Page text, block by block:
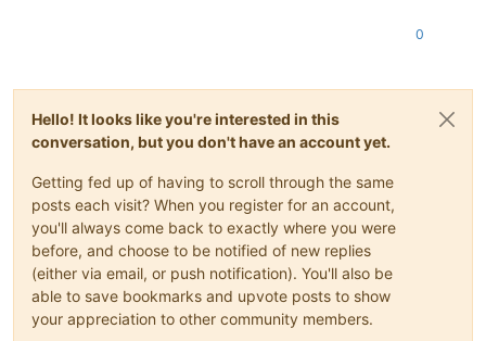
0
Hello! It looks like you're interested in this
conversation, but you don't have an account yet.
Getting fed up of having to scroll through the same
posts each visit? When you register for an account,
you'll always come back to exactly where you were
before, and choose to be notified of new replies
(either via email, or push notification). You'll also be
able to save bookmarks and upvote posts to show
your appreciation to other community members.